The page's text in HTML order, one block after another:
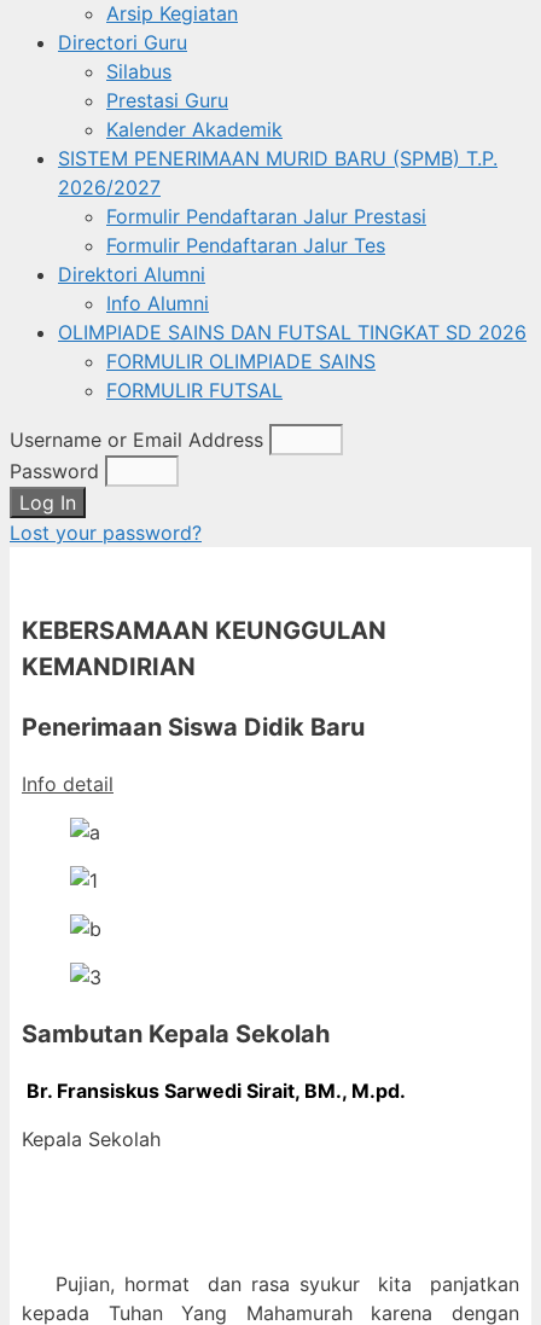
Arsip Kegiatan
Directori Guru
Silabus
Prestasi Guru
Kalender Akademik
SISTEM PENERIMAAN MURID BARU (SPMB) T.P.
2026/2027
Formulir Pendaftaran Jalur Prestasi
Formulir Pendaftaran Jalur Tes
Direktori Alumni
Info Alumni
OLIMPIADE SAINS DAN FUTSAL TINGKAT SD 2026
FORMULIR OLIMPIADE SAINS
FORMULIR FUTSAL
Username or Email Address
Password
Log In
Lost your password?
KEBERSAMAAN KEUNGGULAN
KEMANDIRIAN
Penerimaan Siswa Didik Baru
Info detail
Sambutan Kepala Sekolah
Br. Fransiskus Sarwedi Sirait, BM., M.pd.
Kepala Sekolah
Pujian, hormat dan rasa syukur kita panjatkan
kepada Tuhan Yang Mahamurah karena dengan